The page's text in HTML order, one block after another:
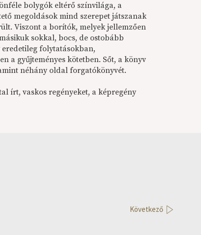
bolygók eltérő színvilága, a
megoldások mind szerepet játszanak
Viszont a borítók, melyek jellemzően
sokkal, bocs, de ostobább
folytatásokban,
a gyűjteményes kötetben. Sőt, a könyv
néhány oldal forgatókönyvét.
írt, vaskos regényeket, a képregény
Következő